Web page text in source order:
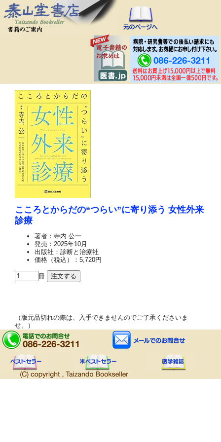
こころとからだの“つらい”に寄り添う 女性外来
診療
著者：寺内 公一
発売：2025年10月
出版社：診断と治療社
価格（税込）：5,720円
冊
（版元品切れの際は、入手できませんのでご了承くださいま
せ。）